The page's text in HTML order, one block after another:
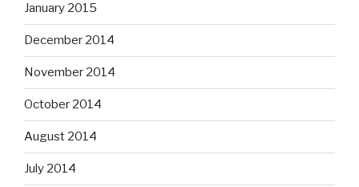
January 2015
December 2014
November 2014
October 2014
August 2014
July 2014